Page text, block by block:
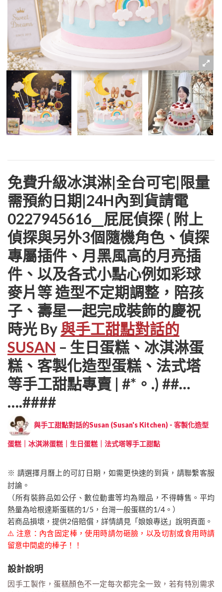
免費升級冰淇淋|全台可宅|限量
需預約日期|24H內到貨請電
0227945616__屁屁偵探 ( 附上
偵探與另外3個隨機角色、偵探
專屬插件、月黑風高的月亮插
件、以及各式小點心例如彩球
麥片等 造型不定期調整，陪孩
子、壽星一起完成裝飾的慶祝
時光 By與手工甜點對話的
SUSAN – 生日蛋糕、冰淇淋蛋
糕、客製化造型蛋糕、法式塔
等手工甜點專賣 | #*。.) ##…
….####
與手工甜點對話的Susan (Susan's Kitchen) - 客製化造型
蛋糕｜冰淇淋蛋糕｜生日蛋糕｜法式塔等手工甜點
※ 請選擇月曆上的可訂日期，如需更快速的到貨，請聯繫客服
討論。
（所有裝飾品如公仔、數位動畫等均為贈品，不得轉售。平均
熱量為哈根達斯蛋糕的1/5，台灣一般蛋糕的1/4。）
若商品損壞，提供2倍賠償，詳情請見「娘娘專送」說明頁面。
⚠️ 注意：內含固定棒，使用時請勿砸臉，以及切割或食用時請
留意中間處的棒子！！
設計說明
因手工製作，蛋糕顏色不一定每次都完全一致，若有特別需求